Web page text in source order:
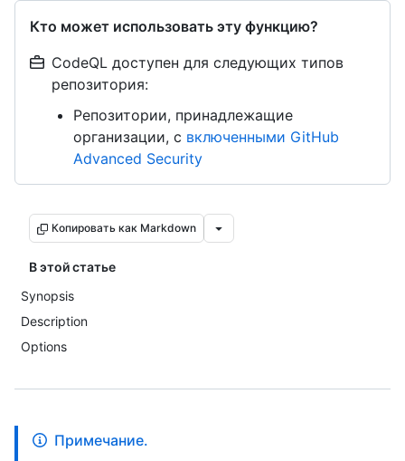
Кто может использовать эту функцию?
CodeQL доступен для следующих типов
репозитория:
Репозитории, принадлежащие
организации, с включенными GitHub
Advanced Security
Копировать как Markdown
В этой статье
Synopsis
Description
Options
Примечание.